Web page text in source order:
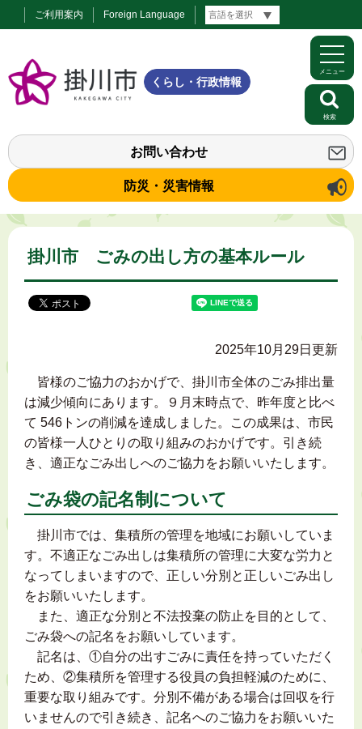
ご利用案内 Foreign Language
くらし・行政情報
お問い合わせ
防災・災害情報
メニュー
検索
掛川市 ごみの出し方の基本ルール
2025年10月29日更新
皆様のご協力のおかげで、掛川市全体のごみ排出量
は減少傾向にあります。９月末時点で、昨年度と比べ
て 546トンの削減を達成しました。この成果は、市民
の皆様一人ひとりの取り組みのおかげです。引き続
き、適正なごみ出しへのご協力をお願いいたします。
ごみ袋の記名制について
掛川市では、集積所の管理を地域にお願いしていま
す。不適正なごみ出しは集積所の管理に大変な労力と
なってしまいますので、正しい分別と正しいごみ出し
をお願いいたします。
また、適正な分別と不法投棄の防止を目的として、
ごみ袋への記名をお願いしています。
記名は、①自分の出すごみに責任を持っていただく
ため、②集積所を管理する役員の負担軽減のために、
重要な取り組みです。分別不備がある場合は回収を行
いませんので引き続き、記名へのご協力をお願いいた